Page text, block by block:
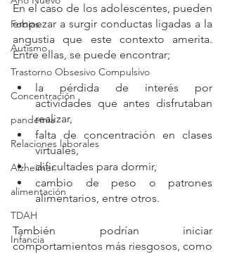
Fobias
Autismo
Trastorno Obsesivo Compulsivo
Concentración
pandemia
Relaciones laborales
Alzheimer
alimentación
TDAH
Infancia
En el caso de los adolescentes, pueden
empezar a surgir conductas ligadas a la
angustia que este contexto amerita.
Entre ellas, se puede encontrar;
la pérdida de interés por
actividades que antes disfrutaban
realizar,
falta de concentración en clases
virtuales,
dificultades para dormir,
cambio de peso o patrones
alimentarios, entre otros.
También podrían iniciar
comportamientos más riesgosos, como